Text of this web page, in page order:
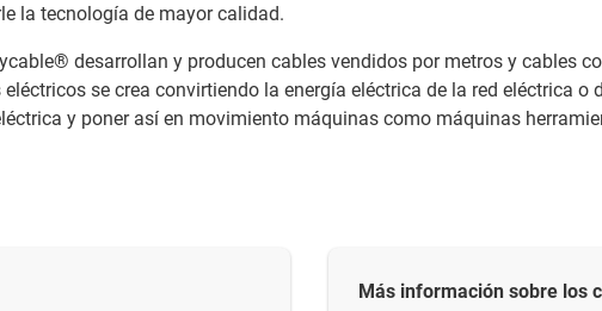
la tecnología de mayor calidad.
desarrollan y producen cables vendidos por metros y cables
se crea convirtiendo la energía eléctrica de la red eléctrica o
y poner así en movimiento máquinas como máquinas
Más información sobre los